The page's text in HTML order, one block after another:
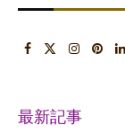
最新記事